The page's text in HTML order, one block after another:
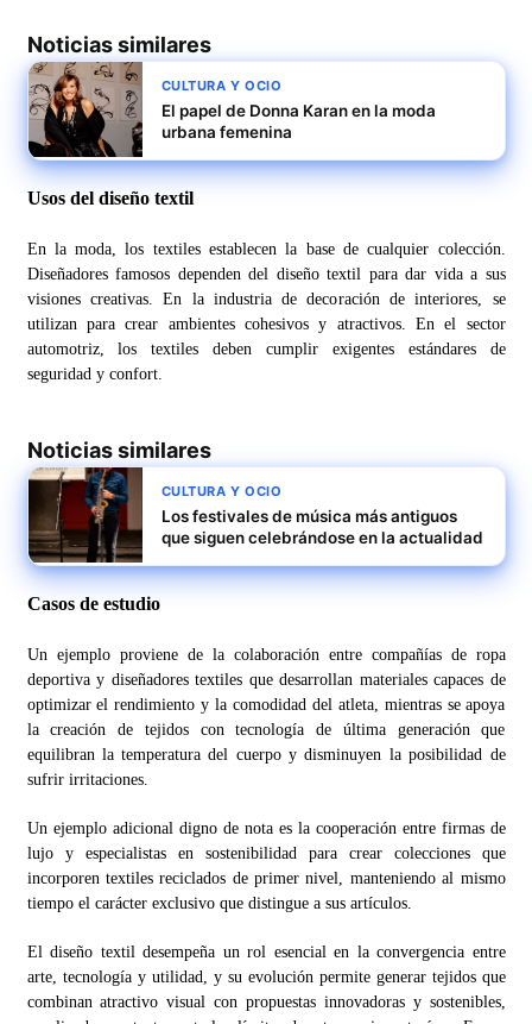
Noticias similares
CULTURA Y OCIO
El papel de Donna Karan en la moda
urbana femenina
Usos del diseño textil
En la moda, los textiles establecen la base de cualquier colección.
Diseñadores famosos dependen del diseño textil para dar vida a sus
visiones creativas. En la industria de decoración de interiores, se
utilizan para crear ambientes cohesivos y atractivos. En el sector
automotriz, los textiles deben cumplir exigentes estándares de
seguridad y confort.
Noticias similares
CULTURA Y OCIO
Los festivales de música más antiguos
que siguen celebrándose en la actualidad
Casos de estudio
Un ejemplo proviene de la colaboración entre compañías de ropa
deportiva y diseñadores textiles que desarrollan materiales capaces de
optimizar el rendimiento y la comodidad del atleta, mientras se apoya
la creación de tejidos con tecnología de última generación que
equilibran la temperatura del cuerpo y disminuyen la posibilidad de
sufrir irritaciones.
Un ejemplo adicional digno de nota es la cooperación entre firmas de
lujo y especialistas en sostenibilidad para crear colecciones que
incorporen textiles reciclados de primer nivel, manteniendo al mismo
tiempo el carácter exclusivo que distingue a sus artículos.
El diseño textil desempeña un rol esencial en la convergencia entre
arte, tecnología y utilidad, y su evolución permite generar tejidos que
combinan atractivo visual con propuestas innovadoras y sostenibles,